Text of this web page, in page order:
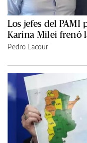
Los jefes del PAMI
Karina Milei frenó
Pedro Lacour